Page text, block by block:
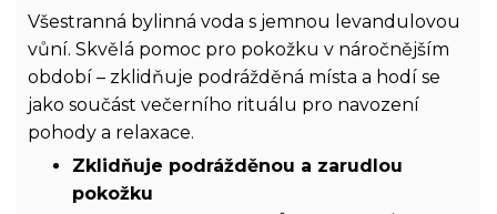
Všestranná bylinná voda s jemnou levandulovou
vůní. Skvělá pomoc pro pokožku v náročnějším
období – zklidňuje podrážděná místa a hodí se
jako součást večerního rituálu pro navození
pohody a relaxace.
Zklidňuje podrážděnou a zarudlou
pokožku